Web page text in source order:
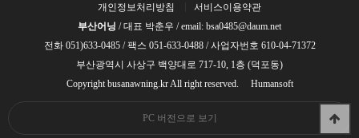
개인정보처리방침
서비스이용약관
부산어닝 / 대표 박춘우 / email: bsa0485@daum.net
전화 051)633-0485 / 팩스 051-633-0488 / 사업자번호 610-04-71372
부산광역시 사상구 백양대로 717-10, 1층 (덕포동)
Copyright busanawning.kr All right reserved. Humansoft
PC 버전으로 보기